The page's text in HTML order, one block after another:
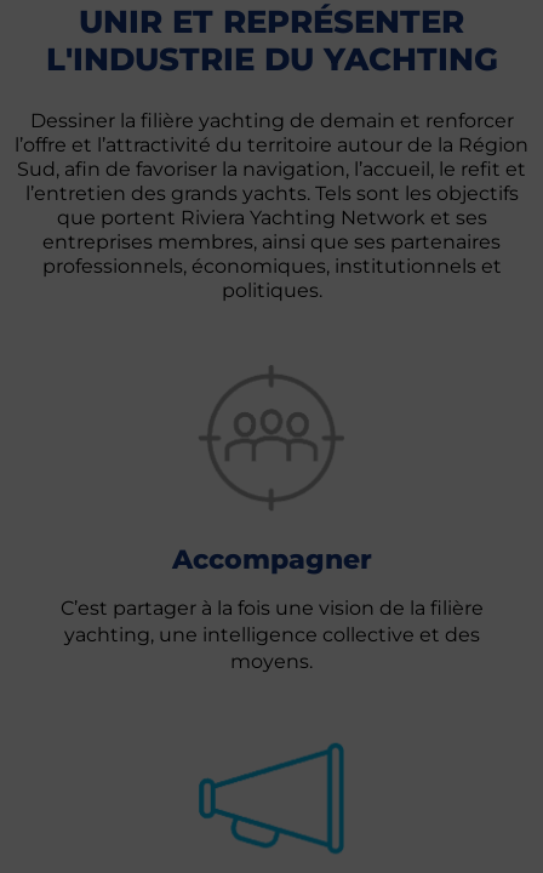
UNIR ET REPRÉSENTER
L'INDUSTRIE DU YACHTING
Dessiner la filière yachting de demain et renforcer
l’offre et l’attractivité du territoire autour de la Région
Sud, afin de favoriser la navigation, l’accueil, le refit et
l’entretien des grands yachts. Tels sont les objectifs
que portent Riviera Yachting Network et ses
entreprises membres, ainsi que ses partenaires
professionnels, économiques, institutionnels et
politiques.
Accompagner
C’est partager à la fois une vision de la filière
yachting, une intelligence collective et des
moyens.